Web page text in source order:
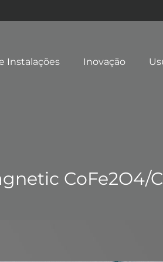
Instalações Inovação
CoFe2O4/